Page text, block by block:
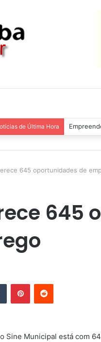
de Última Hora Lucas
645 oportunidades de
645
Sine Municipal está com